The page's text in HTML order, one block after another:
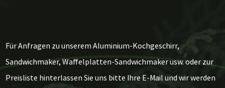
Für Anfragen zu unserem Aluminium-Kochgeschirr,
Sandwichmaker, Waffelplatten-Sandwichmaker usw. oder zur
Preisliste hinterlassen Sie uns bitte Ihre E-Mail und wir werden